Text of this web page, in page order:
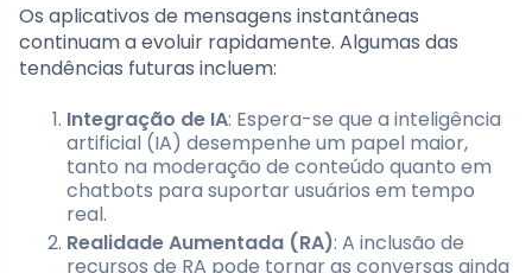
Os aplicativos de mensagens instantâneas
continuam a evoluir rapidamente. Algumas das
tendências futuras incluem:
Integração de IA: Espera-se que a inteligência
artificial (IA) desempenhe um papel maior,
tanto na moderação de conteúdo quanto em
chatbots para suportar usuários em tempo
real.
Realidade Aumentada (RA): A inclusão de
recursos de RA pode tornar as conversas ainda